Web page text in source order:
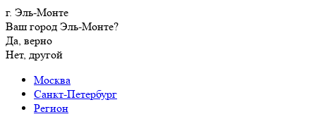
г. Эль-Монте
Ваш город Эль-Монте?
Да, верно
Нет, другой
Москва
Санкт-Петербург
Регион